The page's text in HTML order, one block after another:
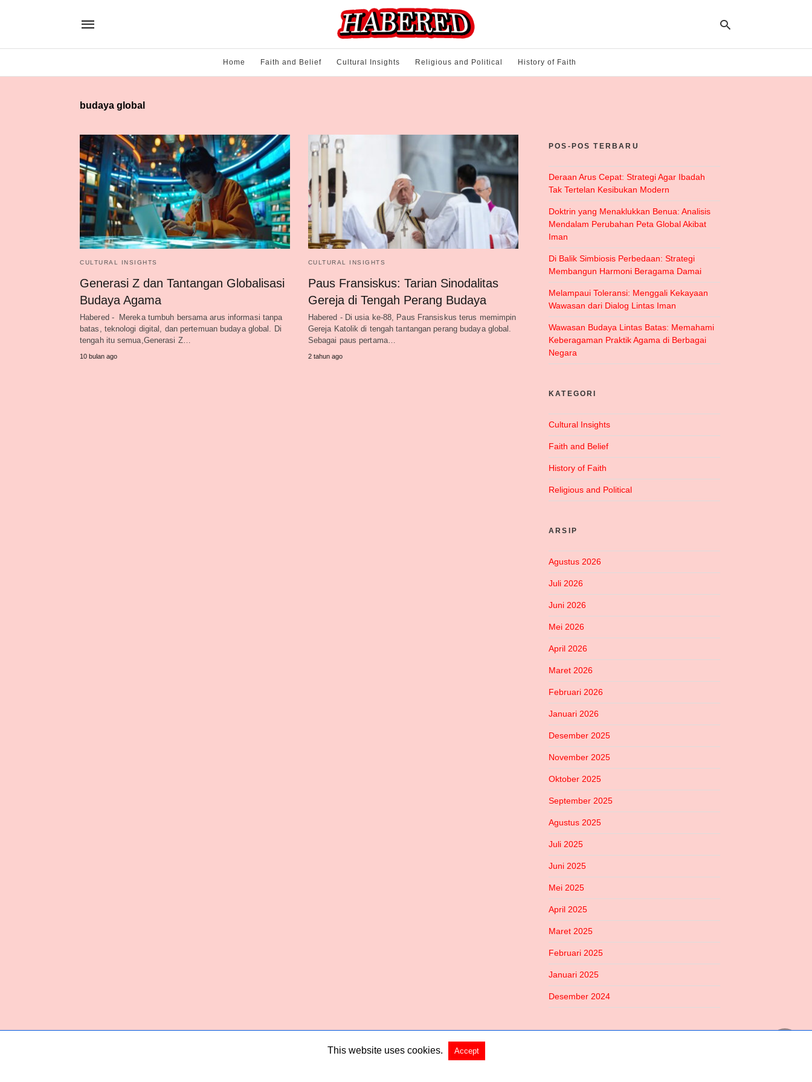
Home Faith and Belief Cultural Insights Religious and Political History of Faith
budaya global
CULTURAL INSIGHTS
Generasi Z dan Tantangan Globalisasi
Budaya Agama
Habered - Mereka tumbuh bersama arus informasi tanpa
batas, teknologi digital, dan pertemuan budaya global. Di
tengah itu semua,Generasi Z…
10 bulan ago
CULTURAL INSIGHTS
Paus Fransiskus: Tarian Sinodalitas
Gereja di Tengah Perang Budaya
Habered - Di usia ke-88, Paus Fransiskus terus memimpin
Gereja Katolik di tengah tantangan perang budaya global.
Sebagai paus pertama…
2 tahun ago
POS-POS TERBARU
Deraan Arus Cepat: Strategi Agar Ibadah
Tak Tertelan Kesibukan Modern
Doktrin yang Menaklukkan Benua: Analisis
Mendalam Perubahan Peta Global Akibat
Iman
Di Balik Simbiosis Perbedaan: Strategi
Membangun Harmoni Beragama Damai
Melampaui Toleransi: Menggali Kekayaan
Wawasan dari Dialog Lintas Iman
Wawasan Budaya Lintas Batas: Memahami
Keberagaman Praktik Agama di Berbagai
Negara
KATEGORI
Cultural Insights
Faith and Belief
History of Faith
Religious and Political
ARSIP
Agustus 2026
Juli 2026
Juni 2026
Mei 2026
April 2026
Maret 2026
Februari 2026
Januari 2026
Desember 2025
November 2025
Oktober 2025
September 2025
Agustus 2025
Juli 2025
Juni 2025
Mei 2025
April 2025
Maret 2025
Februari 2025
Januari 2025
Desember 2024
Copyright @ 2026 Habered All Rights Reserved
This website uses cookies. Accept